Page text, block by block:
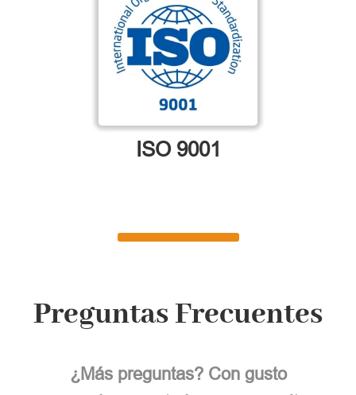
ISO 9001
Preguntas Frecuentes
¿Más preguntas? Con gusto